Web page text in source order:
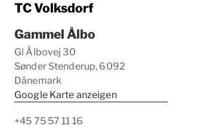
TC Volksdorf
Gammel Ålbo
Gl Ålbovej 30
Sønder Stenderup, 6092
Dänemark
Google Karte anzeigen
+45 75 57 11 16